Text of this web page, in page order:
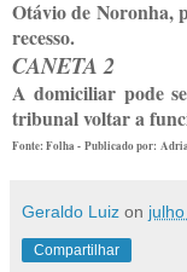
Otávio de Noronha,
recesso.
CANETA 2
A domiciliar pode
tribunal voltar a
Fonte: Folha - Publicado por:
Geraldo Luiz on
Compartilhar